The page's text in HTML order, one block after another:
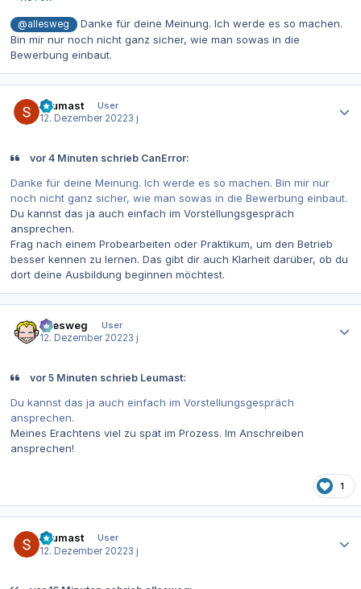
@allesweg
Danke für deine Meinung. Ich werde es so machen.
Bin mir nur noch nicht ganz sicher, wie man sowas in die
Bewerbung einbaut.
Leumast
User
12. Dezember 20223 j
vor 4 Minuten schrieb CanError:
Danke für deine Meinung. Ich werde es so machen. Bin mir nur
noch nicht ganz sicher, wie man sowas in die Bewerbung einbaut.
Du kannst das ja auch einfach im Vorstellungsgespräch
ansprechen.
Frag nach einem Probearbeiten oder Praktikum, um den Betrieb
besser kennen zu lernen. Das gibt dir auch Klarheit darüber, ob du
dort deine Ausbildung beginnen möchtest.
allesweg
User
12. Dezember 20223 j
vor 5 Minuten schrieb Leumast:
Du kannst das ja auch einfach im Vorstellungsgespräch
ansprechen.
Meines Erachtens viel zu spät im Prozess. Im Anschreiben
ansprechen!
1
Leumast
User
12. Dezember 20223 j